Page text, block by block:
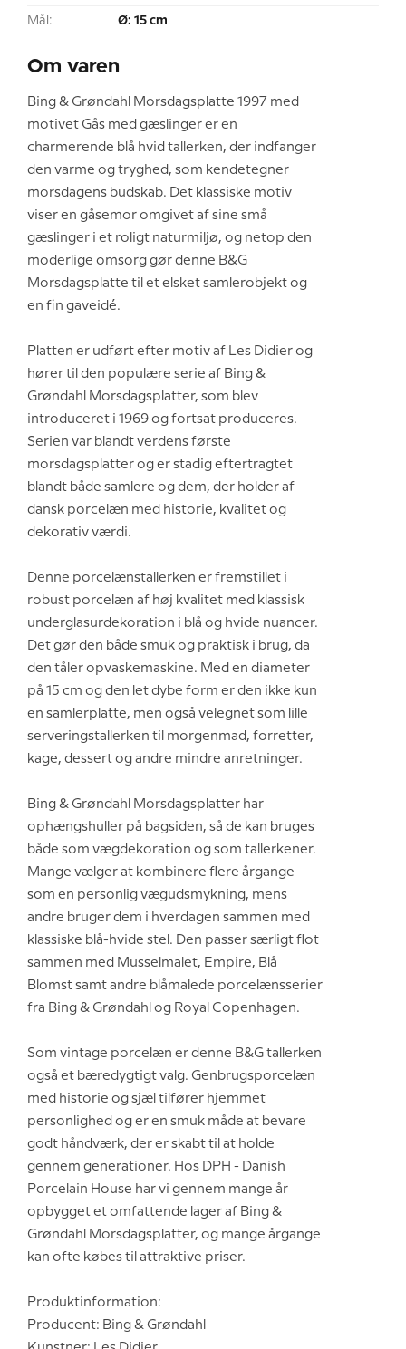
Mål: Ø: 15 cm
Om varen
Bing & Grøndahl Morsdagsplatte 1997 med
motivet Gås med gæslinger er en
charmerende blå hvid tallerken, der indfanger
den varme og tryghed, som kendetegner
morsdagens budskab. Det klassiske motiv
viser en gåsemor omgivet af sine små
gæslinger i et roligt naturmiljø, og netop den
moderlige omsorg gør denne B&G
Morsdagsplatte til et elsket samlerobjekt og
en fin gaveidé.
Platten er udført efter motiv af Les Didier og
hører til den populære serie af Bing &
Grøndahl Morsdagsplatter, som blev
introduceret i 1969 og fortsat produceres.
Serien var blandt verdens første
morsdagsplatter og er stadig eftertragtet
blandt både samlere og dem, der holder af
dansk porcelæn med historie, kvalitet og
dekorativ værdi.
Denne porcelænstallerken er fremstillet i
robust porcelæn af høj kvalitet med klassisk
underglasurdekoration i blå og hvide nuancer.
Det gør den både smuk og praktisk i brug, da
den tåler opvaskemaskine. Med en diameter
på 15 cm og den let dybe form er den ikke kun
en samlerplatte, men også velegnet som lille
serveringstallerken til morgenmad, forretter,
kage, dessert og andre mindre anretninger.
Bing & Grøndahl Morsdagsplatter har
ophængshuller på bagsiden, så de kan bruges
både som vægdekoration og som tallerkener.
Mange vælger at kombinere flere årgange
som en personlig vægudsmykning, mens
andre bruger dem i hverdagen sammen med
klassiske blå-hvide stel. Den passer særligt flot
sammen med Musselmalet, Empire, Blå
Blomst samt andre blåmalede porcelænsserier
fra Bing & Grøndahl og Royal Copenhagen.
Som vintage porcelæn er denne B&G tallerken
også et bæredygtigt valg. Genbrugsporcelæn
med historie og sjæl tilfører hjemmet
personlighed og er en smuk måde at bevare
godt håndværk, der er skabt til at holde
gennem generationer. Hos DPH - Danish
Porcelain House har vi gennem mange år
opbygget et omfattende lager af Bing &
Grøndahl Morsdagsplatter, og mange årgange
kan ofte købes til attraktive priser.
Produktinformation:
Producent: Bing & Grøndahl